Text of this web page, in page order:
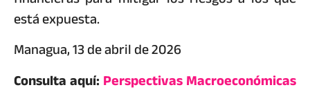
está expuesta.
Managua, 13 de abril de 2026
Consulta aquí:Perspectivas Macroeconómicas